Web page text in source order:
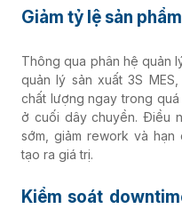
Giảm tỷ lệ sản
Thông qua phân hệ quản
quản lý sản xuất 3S
chất lượng ngay trong
ở cuối dây chuyền. Điều
sớm, giảm rework và
tạo ra giá trị.
Kiểm soát